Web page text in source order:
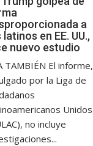
a
latinos en EE. UU.,
nuevo estudio
TAMBIÉN El informe,
por la Liga de
Unidos
no incluye